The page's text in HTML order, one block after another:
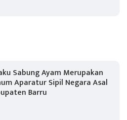
Sabung Ayam Merupakan
Aparatur Sipil Negara Asal
Barru